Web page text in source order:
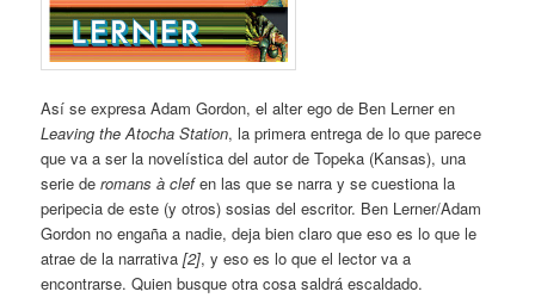
Así se expresa Adam Gordon, el alter ego de Ben Lerner en
Leaving the Atocha Station, la primera entrega de lo que parece
que va a ser la novelística del autor de Topeka (Kansas), una
serie deromans à clefen las que se narra y se cuestiona la
peripecia de este (y otros) sosias del escritor. Ben Lerner/Adam
Gordon no engaña a nadie, deja bien claro que eso es lo que le
atrae de la narrativa[2], y eso es lo que el lector va a
encontrarse. Quien busque otra cosa saldrá escaldado.